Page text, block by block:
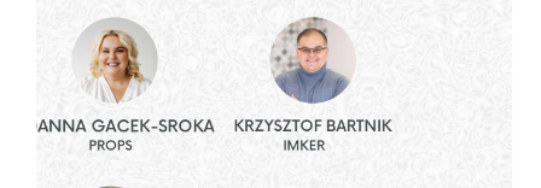
Raport
„SEO
w
e-
commerce
beauty
2025”